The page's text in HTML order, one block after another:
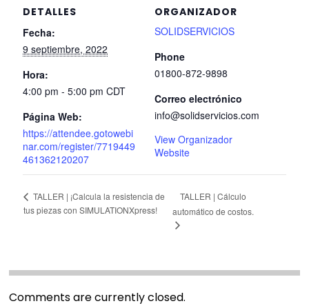
DETALLES
Fecha:
9 septiembre, 2022
Hora:
4:00 pm - 5:00 pm CDT
Página Web:
https://attendee.gotowebi
nar.com/register/7719449
461362120207
ORGANIZADOR
SOLIDSERVICIOS
Phone
01800-872-9898
Correo electrónico
info@solidservicios.com
View Organizador
Website
TALLER | ¡Calcula la resistencia de
tus piezas con SIMULATIONXpress!
TALLER | Cálculo
automático de costos.
Comments are currently closed.